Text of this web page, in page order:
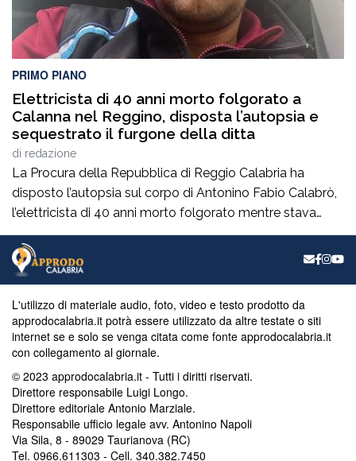
PRIMO PIANO
Elettricista di 40 anni morto folgorato a
Calanna nel Reggino, disposta l’autopsia e
sequestrato il furgone della ditta
di redazione
La Procura della Repubblica di Reggio Calabria ha
disposto l’autopsia sul corpo di Antonino Fabio Calabrò,
l’elettricista di 40 anni morto folgorato mentre stava
lavorando al montaggio delle luminarie nel comune
di Calanna. Le indagini, coordinate dalla Procura guidata
da Giuseppe Borrelli, sono affidate ai carabinieri, che
ditta privata per la quale lavorava […]
L'utilizzo di materiale audio, foto, video e testo prodotto da
approdocalabria.it potrà essere utilizzato da altre testate o siti
internet se e solo se venga citata come fonte approdocalabria.it
con collegamento al giornale.
© 2023 approdocalabria.it - Tutti i diritti riservati.
Direttore responsabile Luigi Longo.
Direttore editoriale Antonio Marziale.
Responsabile ufficio legale avv. Antonino Napoli
Via Sila, 8 - 89029 Taurianova (RC)
Tel. 0966.611303 - Cell. 340.382.7450